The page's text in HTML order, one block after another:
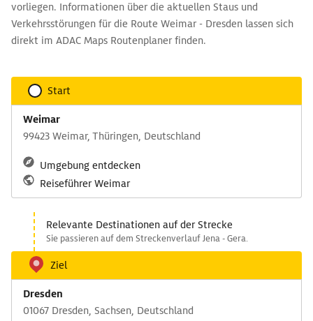
vorliegen. Informationen über die aktuellen Staus und
Verkehrsstörungen für die Route Weimar - Dresden lassen sich
direkt im ADAC Maps Routenplaner finden.
Start
Weimar
99423 Weimar, Thüringen, Deutschland
Umgebung entdecken
Reiseführer Weimar
Relevante Destinationen auf der Strecke
Sie passieren auf dem Streckenverlauf Jena - Gera.
Ziel
Dresden
01067 Dresden, Sachsen, Deutschland